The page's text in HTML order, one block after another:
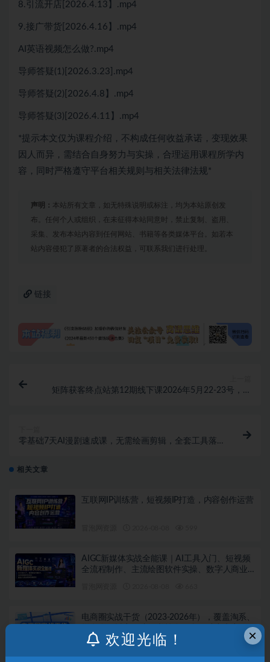
8.引流开店[2026.4.13】.mp4
9.接广带货[2026.4.16】.mp4
AI英语视频怎么做?.mp4
导师答疑(1)[2026.3.23].mp4
导师答疑(2)[2026.4.8】.mp4
导师答疑(3)[2026.4.11】.mp4
*提示本文仅为课程介绍，不构成任何收益承诺，变现效果
因人而异，需结合自身努力与实操，合理运用课程所学内
容，同时严格遵守平台相关规则与相关法律法规*
声明： 本站所有文章，如无特殊说明或标注，均为本站原创发
布。任何个人或组织，在未征得本站同意时，禁止复制、盗用、
采集、发布本站内容到任何网站、书籍等各类媒体平台。如若本
站内容侵犯了原著者的合法权益，可联系我们进行处理。
链接
矩阵获客终点站第12期线下课2026年5月22-23号，完
零基础7天AI漫剧速成课，无需绘画剪辑，全套工具落
相关文章
互联网IP训练营，短视频IP打造，内容创作运营
AIGC新媒体实战全能课｜AI工具入门、短视频
全流程制作、主流绘图软件实操、数字人商业
电商圈实战干货（2023-2026年），覆盖淘系、
拼多多、抖音、小红书等多平台，助力电商人
避开坑、提效率、稳盈利（更新08月08日）
冒泡网资源 2026-08-08
×
欢迎光临！